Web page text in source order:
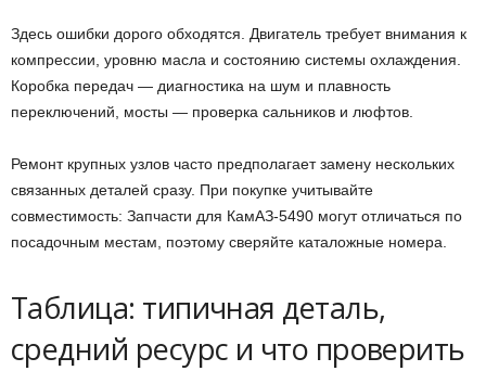
Здесь ошибки дорого обходятся. Двигатель требует внимания к
компрессии, уровню масла и состоянию системы охлаждения.
Коробка передач — диагностика на шум и плавность
переключений, мосты — проверка сальников и люфтов.
Ремонт крупных узлов часто предполагает замену нескольких
связанных деталей сразу. При покупке учитывайте
совместимость: Запчасти для КамАЗ-5490 могут отличаться по
посадочным местам, поэтому сверяйте каталожные номера.
Таблица: типичная деталь,
средний ресурс и что проверить